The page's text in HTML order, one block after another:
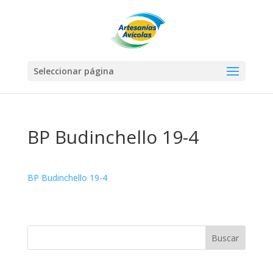
Seleccionar página
BP Budinchello 19-4
BP Budinchello 19-4